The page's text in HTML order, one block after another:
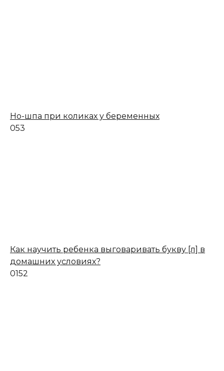
Но-шпа при коликах у беременных
053
Как научить ребенка выговаривать букву [л] в
домашних условиях?
0152